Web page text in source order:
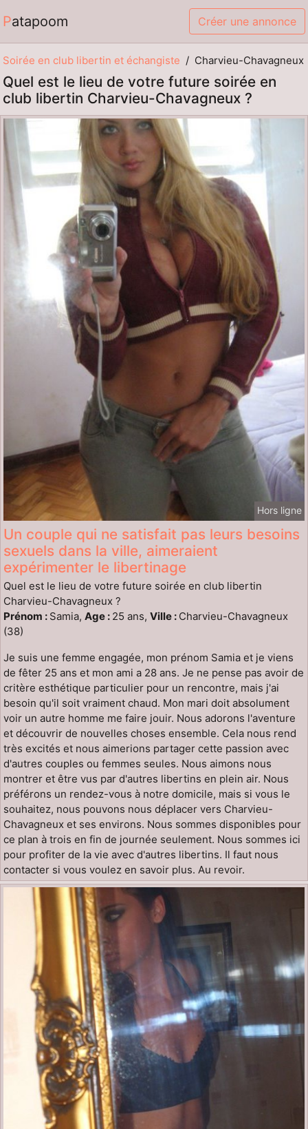
Patapoom Créer une annonce
Soirée en club libertin et échangiste Charvieu-Chavagneux
Quel est le lieu de votre future soirée en
club libertin Charvieu-Chavagneux ?
Hors ligne
Un couple qui ne satisfait pas leurs besoins
sexuels dans la ville, aimeraient
expérimenter le libertinage
Quel est le lieu de votre future soirée en club libertin
Charvieu-Chavagneux ?
Prénom : Samia, Age : 25 ans, Ville : Charvieu-Chavagneux
(38)
Je suis une femme engagée, mon prénom Samia et je viens
de fêter 25 ans et mon ami a 28 ans. Je ne pense pas avoir de
critère esthétique particulier pour un rencontre, mais j'ai
besoin qu'il soit vraiment chaud. Mon mari doit absolument
voir un autre homme me faire jouir. Nous adorons l'aventure
et découvrir de nouvelles choses ensemble. Cela nous rend
très excités et nous aimerions partager cette passion avec
d'autres couples ou femmes seules. Nous aimons nous
montrer et être vus par d'autres libertins en plein air. Nous
préférons un rendez-vous à notre domicile, mais si vous le
souhaitez, nous pouvons nous déplacer vers Charvieu-
Chavagneux et ses environs. Nous sommes disponibles pour
ce plan à trois en fin de journée seulement. Nous sommes ici
pour profiter de la vie avec d'autres libertins. Il faut nous
contacter si vous voulez en savoir plus. Au revoir.